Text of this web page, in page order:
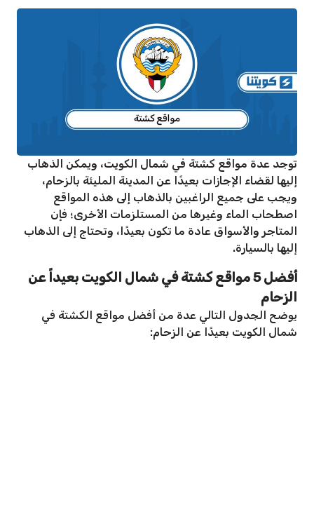
توجد عدة مواقع كشتة في شمال الكويت، ويمكن الذهاب
إليها لقضاء الإجازات بعيدًا عن المدينة المليئة بالزحام،
ويجب على جميع الراغبين بالذهاب إلى هذه المواقع
اصطحاب الماء وغيرها من المستلزمات الأخرى؛ فإن
المتاجر والأسواق عادة ما تكون بعيدًا، وتحتاج إلى الذهاب
إليها بالسيارة.
أفضل 5 مواقع كشتة في شمال الكويت بعيداً عن
الزحام
يوضح الجدول التالي عدة من أفضل مواقع الكشتة في
شمال الكويت بعيدًا عن الزحام: